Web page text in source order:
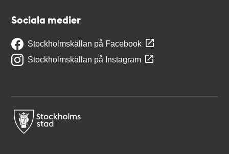
Sociala medier
Stockholmskällan på Facebook
Stockholmskällan på Instagram